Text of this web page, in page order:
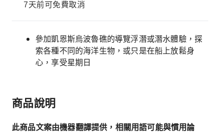
7天前可免費取消
參加凱恩斯烏波魯礁的導覽浮潛或潛水體驗，探
索各種不同的海洋生物，或只是在船上放鬆身
心，享受星期日
商品說明
此商品文案由機器翻譯提供，相關用語可能與慣用論